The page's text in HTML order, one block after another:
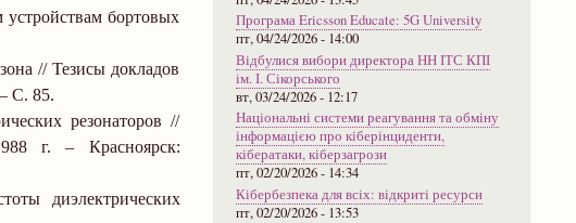
бортовых
// Тезисы докладов
– С. 85.
резонаторов //
г. – Красноярск:
диэлектрических
Програма Ericsson Educate: 5G University
пт, 04/24/2026 - 14:00
Відбулися вибори директора НН ІТС КПІ
ім. І. Сікорського
вт, 03/24/2026 - 12:17
Національні системи реагування та обміну
інформацією про кіберінциденти,
кібератаки, кіберзагрози
пт, 02/20/2026 - 14:34
Кібербезпека для всіх: відкриті ресурси
пт, 02/20/2026 - 13:53